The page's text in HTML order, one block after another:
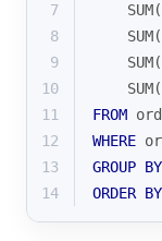
7
SUM(
8
SUM(
9
SUM
10
SUM(
11
FROM
12
WHERE
13
GROUP BY
14
ORDER BY